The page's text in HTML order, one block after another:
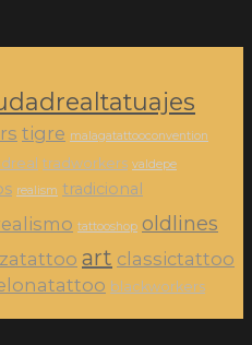
tigre malagatattooconvention
tradworkers valdepe
realism tradicional
tattooshop oldlines
art classictattoo
blackworkers